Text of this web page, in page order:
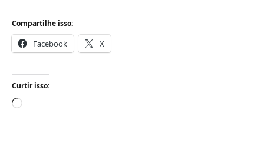
Compartilhe isso:
Facebook X
Curtir isso:
Carregando...